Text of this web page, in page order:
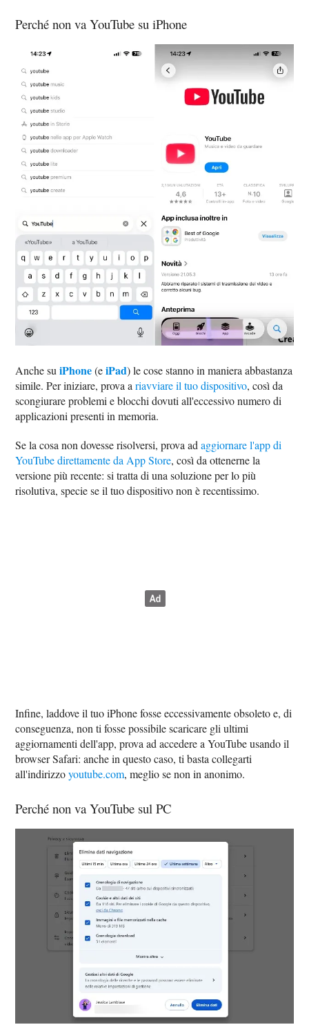
Perché non va YouTube su iPhone
Anche suiPhone(eiPad) le cose stanno in maniera abbastanza
simile. Per iniziare, prova ariavviare il tuo dispositivo, così da
scongiurare problemi e blocchi dovuti all'eccessivo numero di
applicazioni presenti in memoria.
Se la cosa non dovesse risolversi, prova adaggiornare l'app di
YouTube direttamente da App Store, così da ottenerne la
versione più recente: si tratta di una soluzione per lo più
risolutiva, specie se il tuo dispositivo non è recentissimo.
Infine, laddove il tuo iPhone fosse eccessivamente obsoleto e, di
conseguenza, non ti fosse possibile scaricare gli ultimi
aggiornamenti dell'app, prova ad accedere a YouTube usando il
browser Safari: anche in questo caso, ti basta collegarti
all'indirizzoyoutube.com, meglio se non in anonimo.
Perché non va YouTube sul PC